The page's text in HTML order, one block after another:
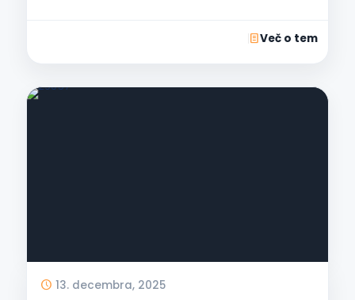
Več o tem
13. decembra, 2025